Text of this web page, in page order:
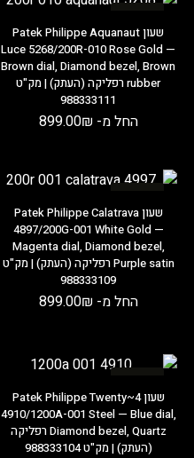
שעון Patek Philippe Aquanaut
Luce 5268/200R-010 Rose Gold —
Brown dial, Diamond bezel, Brown
rubber רפליקה (העתק) | מק"ט
988333111
החל מ- 899.00₪
שעון Patek Philippe Calatrava
4897/200G-001 White Gold —
Magenta dial, Diamond bezel,
Purple satin רפליקה (העתק) | מק"ט
988333109
החל מ- 899.00₪
שעון Patek Philippe Twenty~4
4910/1200A-001 Steel — Blue dial,
Diamond bezel, Quartz רפליקה
(העתק) | מק"ט 988333104